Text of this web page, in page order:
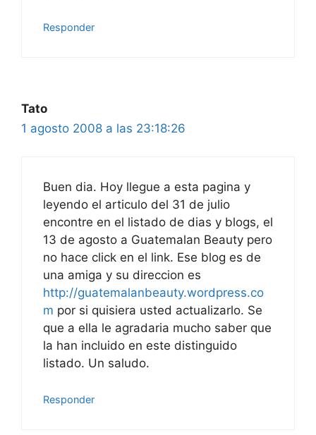
Responder
Tato
1 agosto 2008 a las 23:18:26
Buen dia. Hoy llegue a esta pagina y
leyendo el articulo del 31 de julio
encontre en el listado de dias y blogs, el
13 de agosto a Guatemalan Beauty pero
no hace click en el link. Ese blog es de
una amiga y su direccion es
http://guatemalanbeauty.wordpress.co
m por si quisiera usted actualizarlo. Se
que a ella le agradaria mucho saber que
la han incluido en este distinguido
listado. Un saludo.
Responder